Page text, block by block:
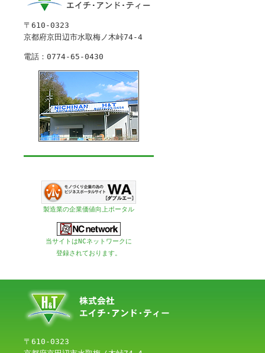
〒610-0323
京都府京田辺市水取梅ノ木峠74-4
電話：0774-65-0430
製造業の企業価値向上ポータル
当サイトはNCネットワークに
登録されております。
〒610-0323